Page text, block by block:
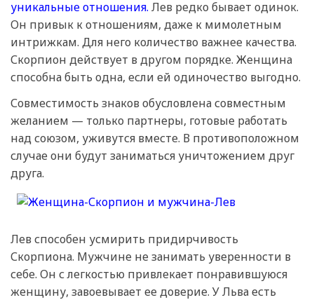
уникальные отношения. Лев редко бывает одинок.
Он привык к отношениям, даже к мимолетным
интрижкам. Для него количество важнее качества.
Скорпион действует в другом порядке. Женщина
способна быть одна, если ей одиночество выгодно.
Совместимость знаков обусловлена совместным
желанием — только партнеры, готовые работать
над союзом, уживутся вместе. В противоположном
случае они будут заниматься уничтожением друг
друга.
Лев способен усмирить придирчивость
Скорпиона. Мужчине не занимать уверенности в
себе. Он с легкостью привлекает понравившуюся
женщину, завоевывает ее доверие. У Льва есть